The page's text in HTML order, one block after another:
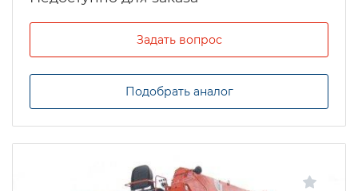
Задать вопрос
Подобрать аналог